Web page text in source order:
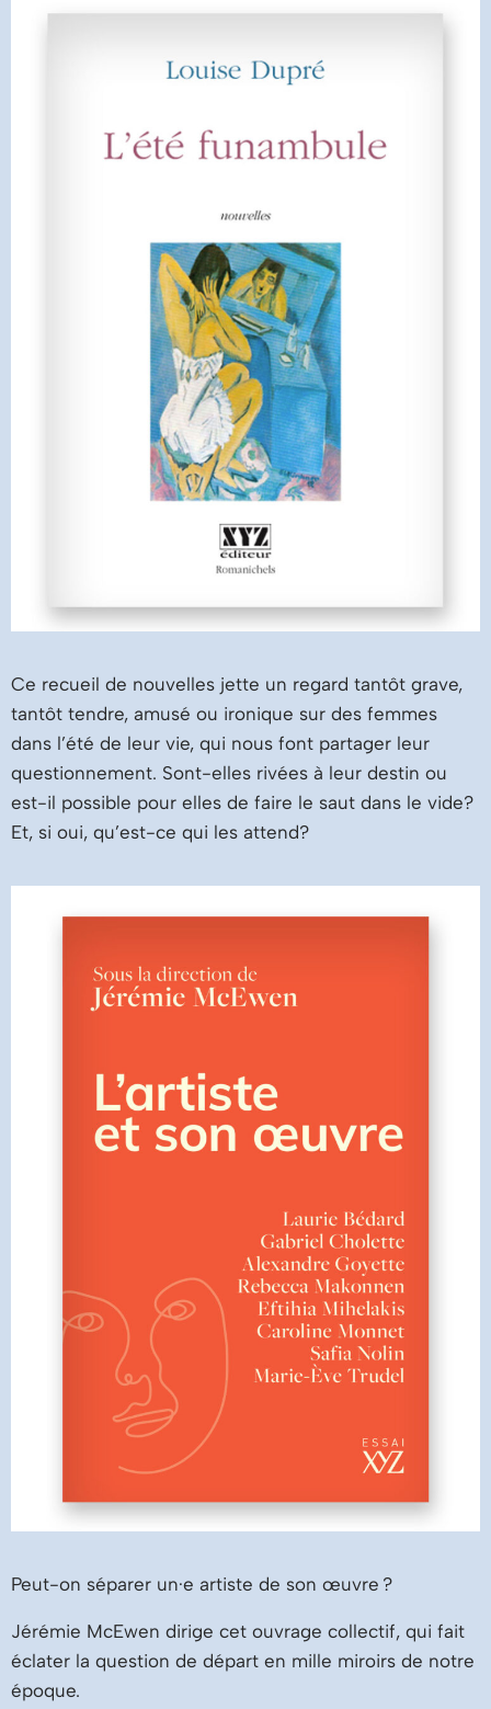
Ce recueil de nouvelles jette un regard tantôt grave,
tantôt tendre, amusé ou ironique sur des femmes
dans l’été de leur vie, qui nous font partager leur
questionnement. Sont-elles rivées à leur destin ou
est-il possible pour elles de faire le saut dans le vide?
Et, si oui, qu’est-ce qui les attend?
Peut-on séparer un·e artiste de son œuvre ?
Jérémie McEwen dirige cet ouvrage collectif, qui fait
éclater la question de départ en mille miroirs de notre
époque.